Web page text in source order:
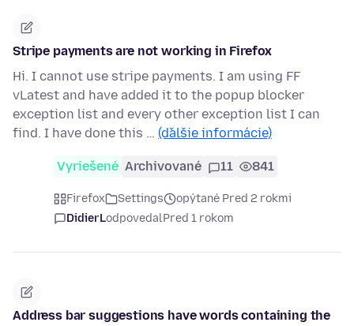
Stripe payments are not working in Firefox
Hi. I cannot use stripe payments. I am using FF
vLatest and have added it to the popup blocker
exception list and every other exception list I can
find. I have done this … (ďalšie informácie)
Vyriešené Archivované 11 841
Firefox Settings
opýtané Pred 2 rokmi
DidierLodpovedalPred 1 rokom
Address bar suggestions have words containing the